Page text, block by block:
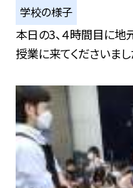
学校の様子
本日の3、４時間目に地
授業に来てくださいまし